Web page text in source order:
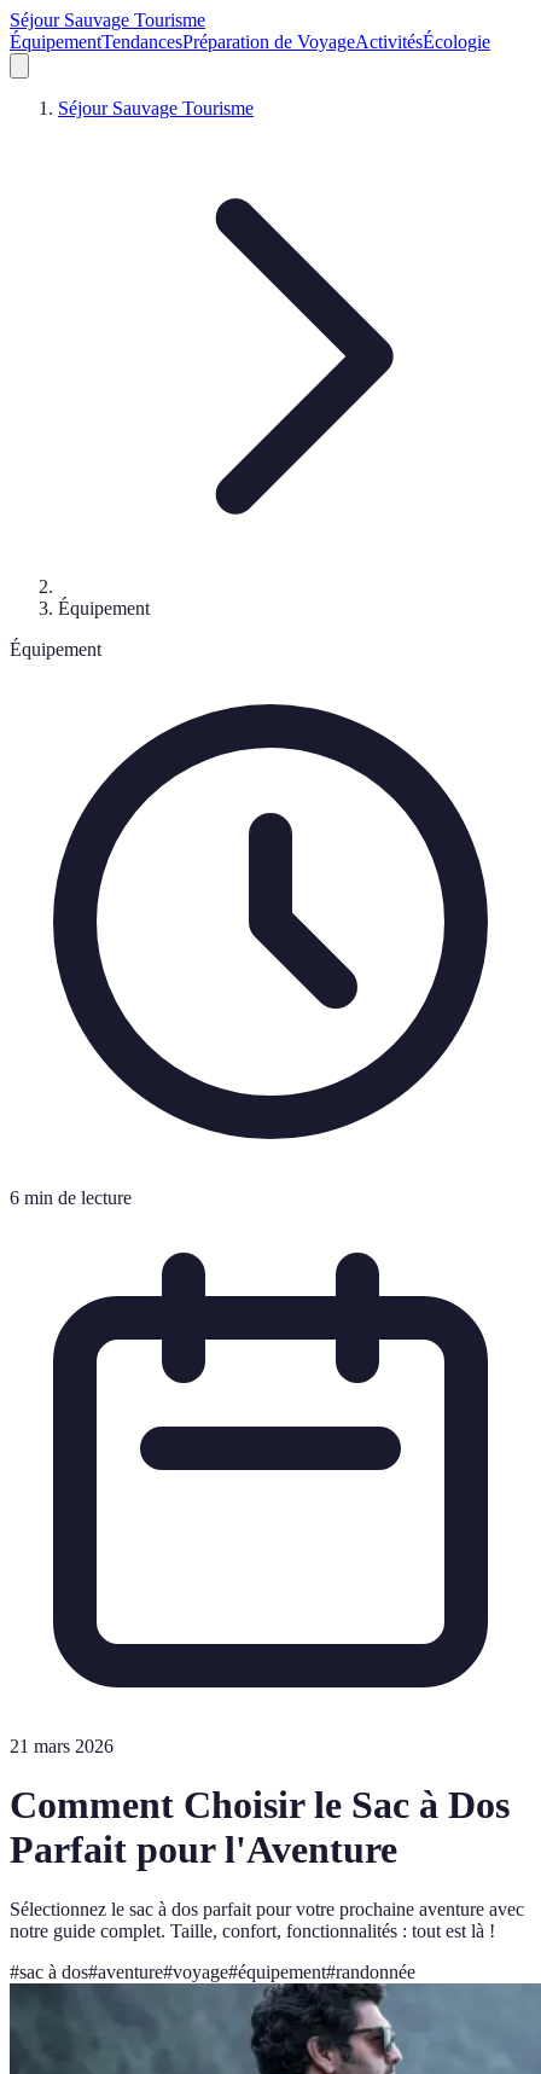
Séjour Sauvage Tourisme
ÉquipementTendancesPréparation de VoyageActivitésÉcologie
Séjour Sauvage Tourisme
Équipement
Équipement
6 min de lecture
21 mars 2026
Comment Choisir le Sac à Dos
Parfait pour l'Aventure
Sélectionnez le sac à dos parfait pour votre prochaine aventure avec
notre guide complet. Taille, confort, fonctionnalités : tout est là !
#sac à dos#aventure#voyage#équipement#randonnée